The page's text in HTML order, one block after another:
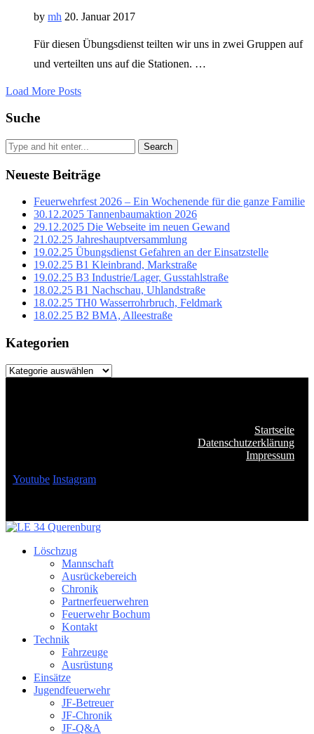
by mh 20. Januar 2017
Für diesen Übungsdienst teilten wir uns in zwei Gruppen auf
und verteilten uns auf die Stationen. …
Load More Posts
Suche
Search
Neueste Beiträge
Feuerwehrfest 2026 – Ein Wochenende für die ganze Familie
30.12.2025 Tannenbaumaktion 2026
29.12.2025 Die Webseite im neuen Gewand
21.02.25 Jahreshauptversammlung
19.02.25 Übungsdienst Gefahren an der Einsatzstelle
19.02.25 B1 Kleinbrand, Markstraße
19.02.25 B3 Industrie/Lager, Gusstahlstraße
18.02.25 B1 Nachschau, Uhlandstraße
18.02.25 TH0 Wasserrohrbruch, Feldmark
18.02.25 B2 BMA, Alleestraße
Kategorien
Kategorien
Startseite
Datenschutzerklärung
Impressum
Youtube Instagram
Löschzug
Mannschaft
Ausrückebereich
Chronik
Partnerfeuerwehren
Feuerwehr Bochum
Kontakt
Technik
Fahrzeuge
Ausrüstung
Einsätze
Jugendfeuerwehr
JF-Betreuer
JF-Chronik
JF-Q&A